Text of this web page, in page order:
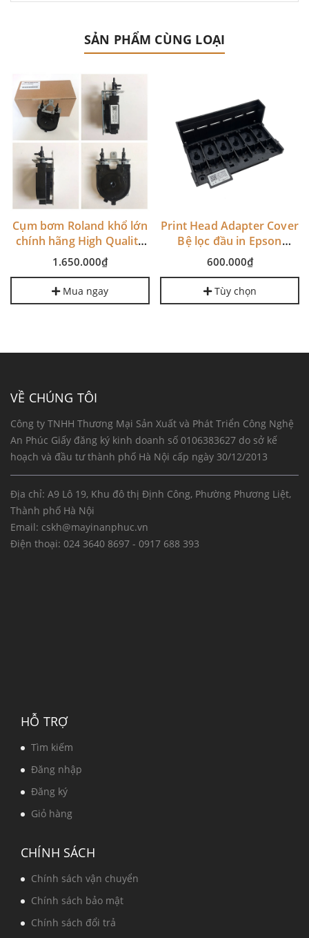
SẢN PHẨM CÙNG LOẠI
Cụm bơm Roland khổ lớn
chính hãng High Quality
Roland Printer Original
Pump Roland Printhead
Ink Pump U Type Roland
Pump
1.650.000₫
Mua ngay
Print Head Adapter Cover
Bệ lọc đầu in Epson
XP600 4720 5112 I3200
600.000₫
Tùy chọn
VỀ CHÚNG TÔI
Công ty TNHH Thương Mại Sản Xuất và Phát Triển Công Nghệ
An Phúc Giấy đăng ký kinh doanh số 0106383627 do sở kế
hoạch và đầu tư thành phố Hà Nội cấp ngày 30/12/2013
Địa chỉ: A9 Lô 19, Khu đô thị Định Công, Phường Phương Liệt,
Thành phố Hà Nội
Email: cskh@mayinanphuc.vn
Điện thoại: 024 3640 8697 - 0917 688 393
HỖ TRỢ
Tìm kiếm
Đăng nhập
Đăng ký
Giỏ hàng
CHÍNH SÁCH
Chính sách vận chuyển
Chính sách bảo mật
Chính sách đổi trả